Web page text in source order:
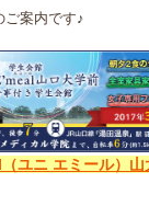
案内です♪
ユニ エミール）